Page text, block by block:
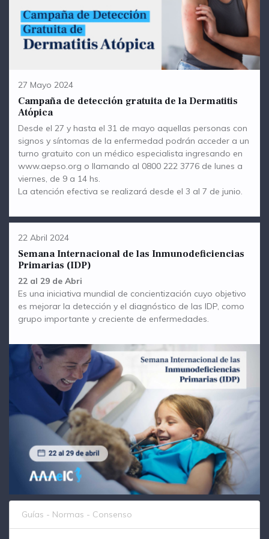
27 Mayo 2024
Campaña de detección gratuita de la Dermatitis
Atópica
Desde el 27 y hasta el 31 de mayo aquellas personas con
signos y síntomas de la enfermedad podrán acceder a un
turno gratuito con un médico especialista ingresando en
www.aepso.org o llamando al 0800 222 3776 de lunes a
viernes, de 9 a 14 hs.
La atención efectiva se realizará desde el 3 al 7 de junio.
22 Abril 2024
Semana Internacional de las Inmunodeficiencias
Primarias (IDP)
22 al 29 de Abri
Es una iniciativa mundial de concientización cuyo objetivo
es mejorar la detección y el diagnóstico de las IDP, como
grupo importante y creciente de enfermedades.
Guías - Normas - Consenso